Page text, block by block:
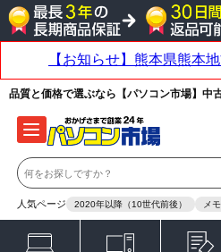
品質と価格で選ぶなら【パソコン市場】中
人気ページ 2020年以降（10世代前後） メ